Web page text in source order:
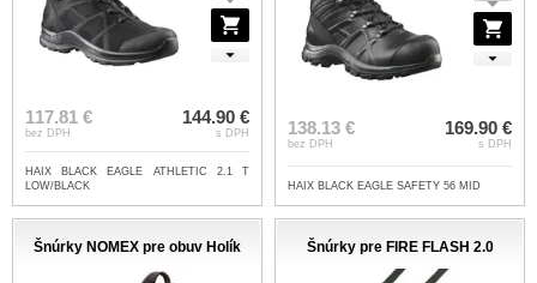
117.81 €
bez DPH
144.90 €
s DPH
HAIX BLACK EAGLE ATHLETIC 2.1 T
LOW/BLACK
138.13 €
bez DPH
169.90 €
s DPH
HAIX BLACK EAGLE SAFETY 56 MID
Šnúrky NOMEX pre obuv Holík Šnúrky pre FIRE FLASH 2.0